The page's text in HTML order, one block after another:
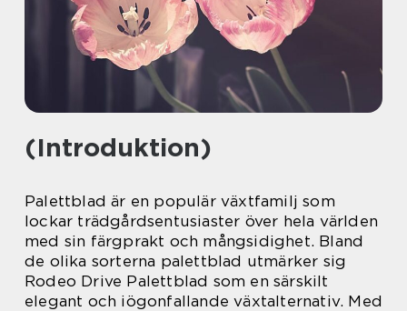
(Introduktion)
Palettblad är en populär växtfamilj som
lockar trädgårdsentusiaster över hela världen
med sin färgprakt och mångsidighet. Bland
de olika sorterna palettblad utmärker sig
Rodeo Drive Palettblad som en särskilt
elegant och iögonfallande växtalternativ. Med